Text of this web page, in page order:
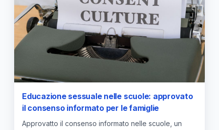
Educazione sessuale nelle scuole: approvato
il consenso informato per le famiglie
Approvatto il consenso informato nelle scuole, un